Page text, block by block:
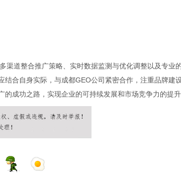
渠道整合推广策略、实时数据监测与优化调整以及专业
合自身实际，与成都GEO公司紧密合作，注重品牌建
成功之路，实现企业的可持续发展和市场竞争力的提升